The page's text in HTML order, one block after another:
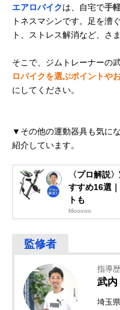
エアロバイクは、自宅で手
トネスマシンです。足を漕
ト、ストレス解消など、さ
そこで、ジムトレーナーの
ロバイクを選ぶポイントや
にしてください。
▼その他の運動器具も気に
紹介しています。
〈プロ解説
すすめ16選
トも
Moovoo
指導
武内
埼玉